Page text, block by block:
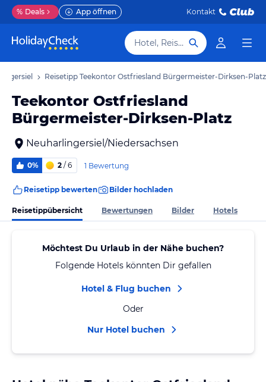
% Deals App öffnen Kontakt
Hotel, Reiseziel
Reisetipp Teekontor Ostfriesland Bürgermeister-Dirksen-Platz
Teekontor Ostfriesland
Bürgermeister-Dirksen-Platz
Neuharlingersiel/Niedersachsen
0% 2 / 6 1 Bewertung
Reisetipp bewerten Bilder hochladen
Reisetippübersicht Bewertungen Bilder Hotels
Möchtest Du Urlaub in der Nähe buchen?
Folgende Hotels könnten Dir gefallen
Hotel & Flug buchen
Oder
Nur Hotel buchen